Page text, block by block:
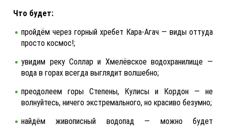
Что будет:
пройдём через горный хребет Кара‑Агач — виды оттуда
просто космос!;
увидим реку Соллар и Хмелёвское водохранилище —
вода в горах всегда выглядит волшебно;
преодолеем горы Степены, Кулисы и Кордон — не
волнуйтесь, ничего экстремального, но красиво безумно;
найдём живописный водопад — можно будет